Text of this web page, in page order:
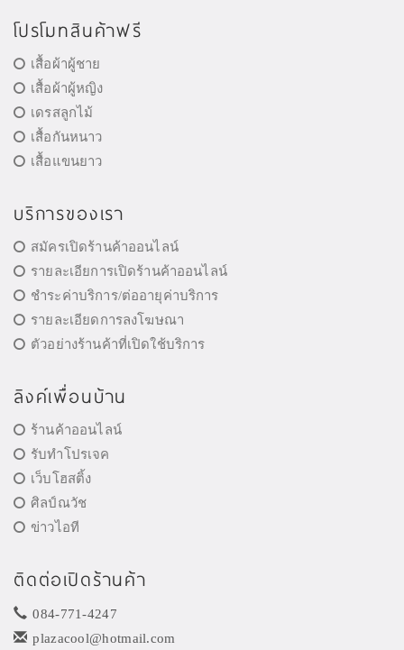
โปรโมทสินค้าฟรี
เสื้อผ้าผู้ชาย
เสื้อผ้าผู้หญิง
เดรสลูกไม้
เสื้อกันหนาว
เสื้อแขนยาว
บริการของเรา
สมัครเปิดร้านค้าออนไลน์
รายละเอียการเปิดร้านค้าออนไลน์
ชำระค่าบริการ/ต่ออายุค่าบริการ
รายละเอียดการลงโฆษณา
ตัวอย่างร้านค้าที่เปิดใช้บริการ
ลิงค์เพื่อนบ้าน
ร้านค้าออนไลน์
รับทำโปรเจค
เว็บโฮสติ้ง
ศิลป์ณวัช
ข่าวไอที
ติดต่อเปิดร้านค้า
084-771-4247
plazacool@hotmail.com